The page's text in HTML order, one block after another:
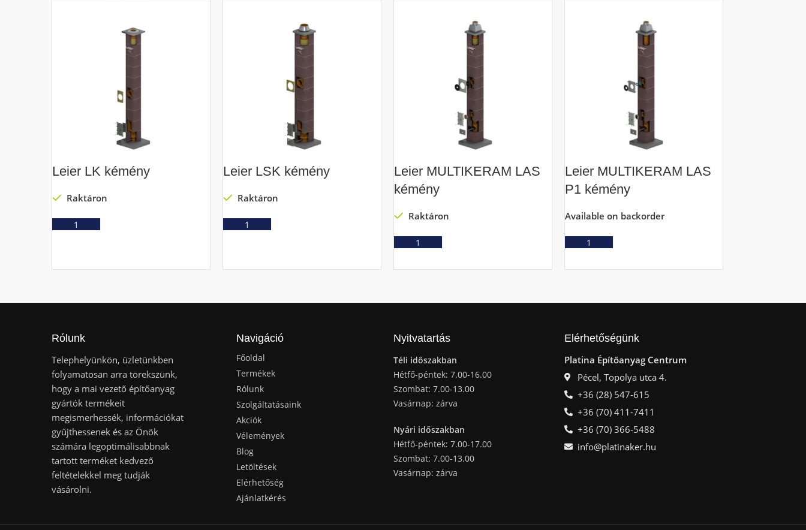
Leier LK kémény
Raktáron
Leier LSK kémény
Raktáron
Leier MULTIKERAM LAS
kémény
Raktáron
Leier MULTIKERAM LAS
P1 kémény
Available on backorder
Rólunk
Telephelyünkön, üzletünkben
folyamatosan arra törekszünk,
hogy a mai vezető építőanyag
gyártók termékeit
megismerhessék, információkat
gyűjthessenek és az Önök
számára legoptimálisabbnak
tartott terméket kedvező
feltételekkel meg tudják
vásárolni.
Navigáció
Főoldal
Termékek
Rólunk
Szolgáltatásaink
Akciók
Vélemények
Blog
Letöltések
Elérhetőség
Ajánlatkérés
Nyitvatartás
Téli időszakban
Hétfő-péntek: 7.00-16.00
Szombat: 7.00-13.00
Vasárnap: zárva
Nyári időszakban
Hétfő-péntek: 7.00-17.00
Szombat: 7.00-13.00
Vasárnap: zárva
Elérhetőségünk
Platina Építőanyag Centrum
Pécel, Topolya utca 4.
+36 (28) 547-615
+36 (70) 411-7411
+36 (70) 366-5488
info@platinaker.hu